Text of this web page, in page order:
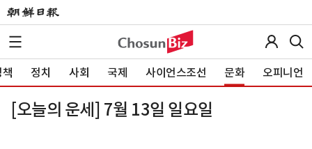
정치 사회 국제 사이언스조선 문화 오피니언
[오늘의 운세] 7월 13일 일요일